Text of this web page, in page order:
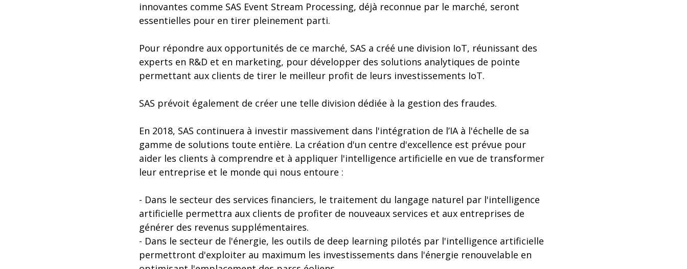
innovantes comme SAS Event Stream Processing, déjà reconnue par le marché, seront
essentielles pour en tirer pleinement parti.
Pour répondre aux opportunités de ce marché, SAS a créé une division IoT, réunissant des
experts en R&D et en marketing, pour développer des solutions analytiques de pointe
permettant aux clients de tirer le meilleur profit de leurs investissements IoT.
SAS prévoit également de créer une telle division dédiée à la gestion des fraudes.
En 2018, SAS continuera à investir massivement dans l'intégration de l’IA à l'échelle de sa
gamme de solutions toute entière. La création d'un centre d'excellence est prévue pour
aider les clients à comprendre et à appliquer l'intelligence artificielle en vue de transformer
leur entreprise et le monde qui nous entoure :
- Dans le secteur des services financiers, le traitement du langage naturel par l'intelligence
artificielle permettra aux clients de profiter de nouveaux services et aux entreprises de
générer des revenus supplémentaires.
- Dans le secteur de l'énergie, les outils de deep learning pilotés par l'intelligence artificielle
permettront d'exploiter au maximum les investissements dans l'énergie renouvelable en